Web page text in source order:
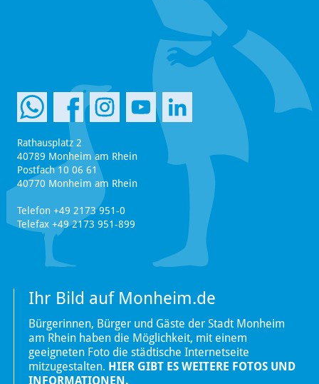
Rathausplatz 2
40789 Monheim am Rhein
Postfach 10 06 61
40770 Monheim am Rhein
Telefon +49 2173 951-0
Telefax +49 2173 951-899
Ihr Bild auf Monheim.de
Bürgerinnen, Bürger und Gäste der Stadt Monheim
am Rhein haben die Möglichkeit, mit einem
geeigneten Foto die städtische Internetseite
mitzugestalten. HIER GIBT ES WEITERE FOTOS UND
INFORMATIONEN.